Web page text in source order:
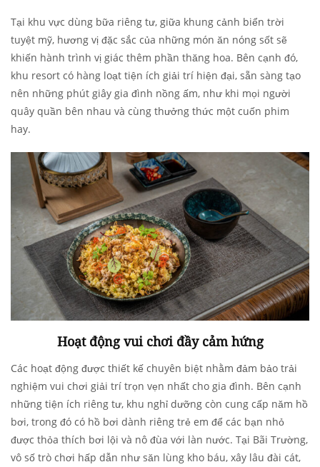
Tại khu vực dùng bữa riêng tư, giữa khung cảnh biển trời
tuyệt mỹ, hương vị đặc sắc của những món ăn nóng sốt sẽ
khiến hành trình vị giác thêm phần thăng hoa. Bên cạnh đó,
khu resort có hàng loạt tiện ích giải trí hiện đại, sẵn sàng tạo
nên những phút giây gia đình nồng ấm, như khi mọi người
quây quần bên nhau và cùng thưởng thức một cuốn phim
hay.
Hoạt động vui chơi đầy cảm hứng
Các hoạt động được thiết kế chuyên biệt nhằm đảm bảo trải
nghiệm vui chơi giải trí trọn vẹn nhất cho gia đình. Bên cạnh
những tiện ích riêng tư, khu nghỉ dưỡng còn cung cấp năm hồ
bơi, trong đó có hồ bơi dành riêng trẻ em để các bạn nhỏ
được thỏa thích bơi lội và nô đùa với làn nước. Tại Bãi Trường,
vô số trò chơi hấp dẫn như săn lùng kho báu, xây lâu đài cát,